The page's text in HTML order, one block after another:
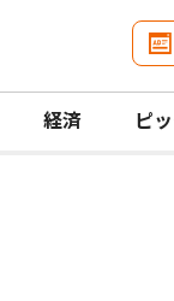
経済 ピ